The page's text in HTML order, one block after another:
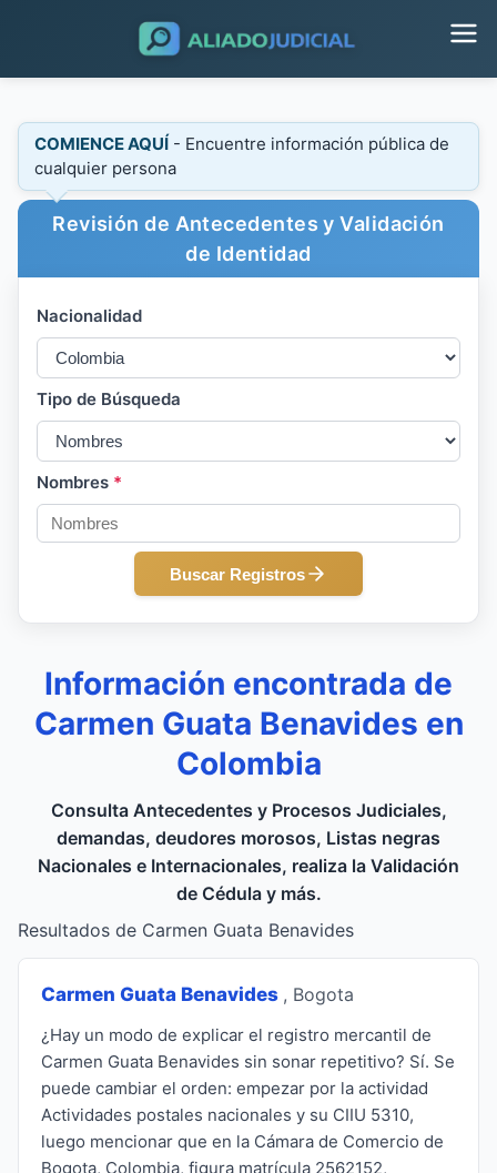
COMIENCE AQUÍ - Encuentre información pública de
cualquier persona
Revisión de Antecedentes y Validación
de Identidad
Nacionalidad
Tipo de Búsqueda
Nombres *
Buscar Registros
Información encontrada de
Carmen Guata Benavides en
Colombia
Consulta Antecedentes y Procesos Judiciales,
demandas, deudores morosos, Listas negras
Nacionales e Internacionales, realiza la Validación
de Cédula y más.
Resultados de Carmen Guata Benavides
Carmen Guata Benavides , Bogota
¿Hay un modo de explicar el registro mercantil de
Carmen Guata Benavides sin sonar repetitivo? Sí. Se
puede cambiar el orden: empezar por la actividad
Actividades postales nacionales y su CIIU 5310,
luego mencionar que en la Cámara de Comercio de
Bogota, Colombia, figura matrícula 2562152,